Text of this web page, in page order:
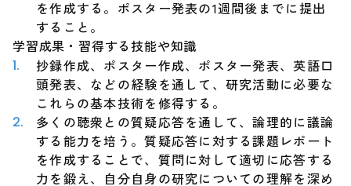
を作成する。ポスター発表の1週間後までに提出
すること。
学習成果・習得する技能や知識
抄録作成、ポスター作成、ポスター発表、英語口
頭発表、などの経験を通して、研究活動に必要な
これらの基本技術を修得する。
多くの聴衆との質疑応答を通して、論理的に議論
する能力を培う。質疑応答に対する課題レポート
を作成することで、質問に対して適切に応答する
力を鍛え、自分自身の研究についての理解を深め